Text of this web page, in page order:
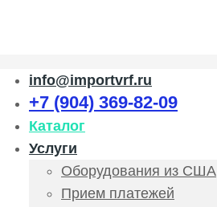
info@importvrf.ru
+7 (904) 369-82-09
Каталог
Услуги
Оборудования из США
Прием платежей